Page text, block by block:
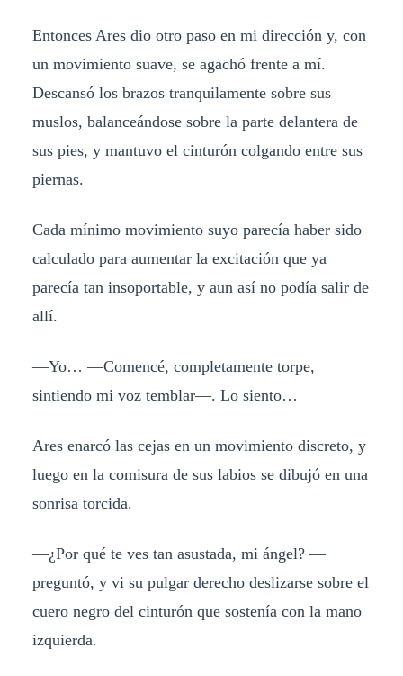
Entonces Ares dio otro paso en mi dirección y, con
un movimiento suave, se agachó frente a mí.
Descansó los brazos tranquilamente sobre sus
muslos, balanceándose sobre la parte delantera de
sus pies, y mantuvo el cinturón colgando entre sus
piernas.
Cada mínimo movimiento suyo parecía haber sido
calculado para aumentar la excitación que ya
parecía tan insoportable, y aun así no podía salir de
allí.
—Yo… —Comencé, completamente torpe,
sintiendo mi voz temblar—. Lo siento…
Ares enarcó las cejas en un movimiento discreto, y
luego en la comisura de sus labios se dibujó en una
sonrisa torcida.
—¿Por qué te ves tan asustada, mi ángel? —
preguntó, y vi su pulgar derecho deslizarse sobre el
cuero negro del cinturón que sostenía con la mano
izquierda.